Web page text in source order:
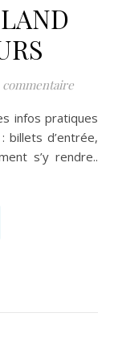
billets d’entrée,
s’y rendre..